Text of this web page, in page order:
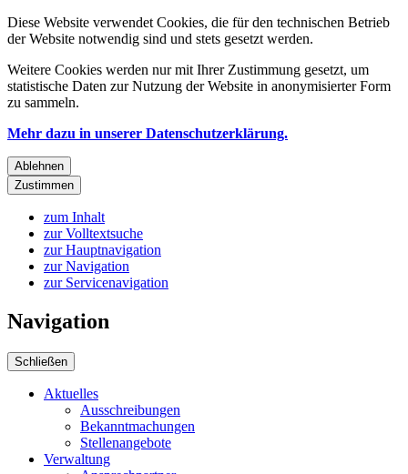
Diese Website verwendet Cookies, die für den technischen Betrieb
der Website notwendig sind und stets gesetzt werden.
Weitere Cookies werden nur mit Ihrer Zustimmung gesetzt, um
statistische Daten zur Nutzung der Website in anonymisierter Form
zu sammeln.
Mehr dazu in unserer Datenschutzerklärung.
Ablehnen
Zustimmen
zum Inhalt
zur Volltextsuche
zur Hauptnavigation
zur Navigation
zur Servicenavigation
Navigation
Schließen
Aktuelles
Ausschreibungen
Bekanntmachungen
Stellenangebote
Verwaltung